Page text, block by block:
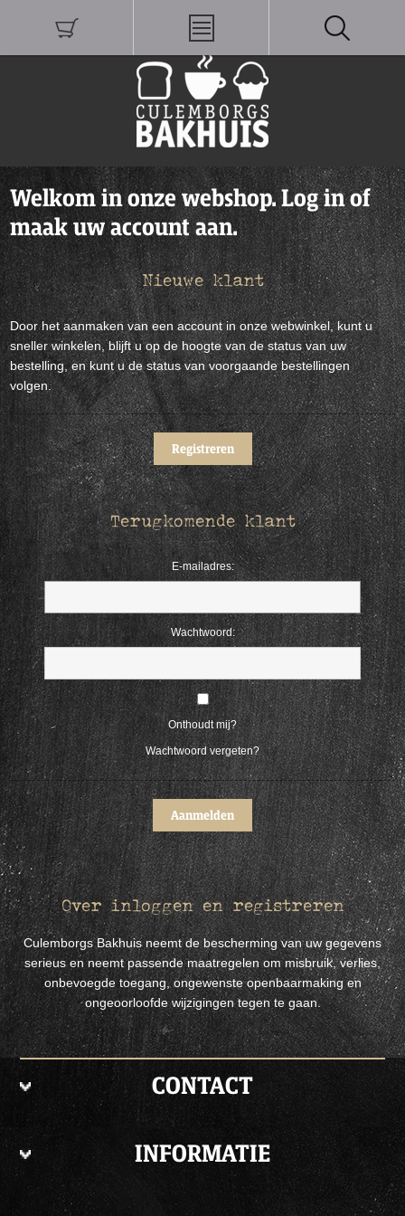
Welkom in onze webshop. Log in of
maak uw account aan.
Nieuwe klant
Door het aanmaken van een account in onze webwinkel, kunt u
sneller winkelen, blijft u op de hoogte van de status van uw
bestelling, en kunt u de status van voorgaande bestellingen
volgen.
Terugkomende klant
E-mailadres:
Wachtwoord:
Onthoudt mij?
Wachtwoord vergeten?
Over inloggen en registreren
Culemborgs Bakhuis neemt de bescherming van uw gegevens
serieus en neemt passende maatregelen om misbruik, verlies,
onbevoegde toegang, ongewenste openbaarmaking en
ongeoorloofde wijzigingen tegen te gaan.
CONTACT
INFORMATIE